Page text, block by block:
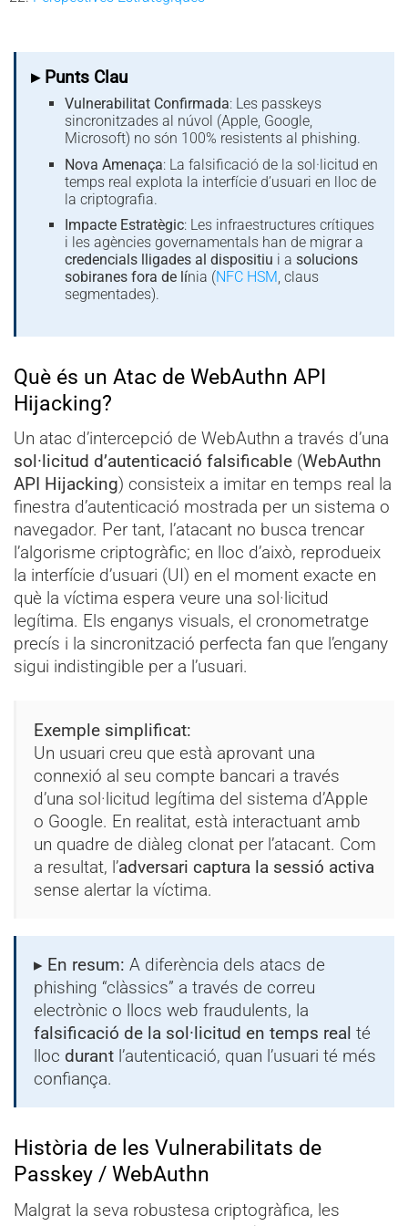
▸ Punts Clau
Vulnerabilitat Confirmada: Les passkeys
sincronitzades al núvol (Apple, Google,
Microsoft) no són 100% resistents al phishing.
Nova Amenaça: La falsificació de la sol·licitud en
temps real explota la interfície d’usuari en lloc de
la criptografia.
Impacte Estratègic: Les infraestructures crítiques
i les agències governamentals han de migrar a
credencials lligades al dispositiu i a solucions
sobiranes fora de línia (NFC HSM, claus
segmentades).
Què és un Atac de WebAuthn API
Hijacking?
Un atac d’intercepció de WebAuthn a través d’una
sol·licitud d’autenticació falsificable (WebAuthn
API Hijacking) consisteix a imitar en temps real la
finestra d’autenticació mostrada per un sistema o
navegador. Per tant, l’atacant no busca trencar
l’algorisme criptogràfic; en lloc d’això, reprodueix
la interfície d’usuari (UI) en el moment exacte en
què la víctima espera veure una sol·licitud
legítima. Els enganys visuals, el cronometratge
precís i la sincronització perfecta fan que l’engany
sigui indistingible per a l’usuari.
Exemple simplificat:
Un usuari creu que està aprovant una
connexió al seu compte bancari a través
d’una sol·licitud legítima del sistema d’Apple
o Google. En realitat, està interactuant amb
un quadre de diàleg clonat per l’atacant. Com
a resultat, l’adversari captura la sessió activa
sense alertar la víctima.
▸ En resum: A diferència dels atacs de
phishing “clàssics” a través de correu
electrònic o llocs web fraudulents, la
falsificació de la sol·licitud en temps real té
lloc durant l’autenticació, quan l’usuari té més
confiança.
Història de les Vulnerabilitats de
Passkey / WebAuthn
Malgrat la seva robustesa criptogràfica, les